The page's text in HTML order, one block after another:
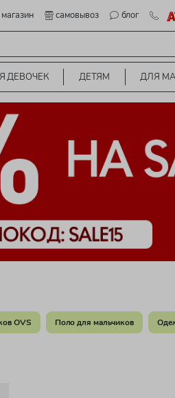
самовывоз блог
ДЕВОЧЕК ДЕТЯМ ДЛЯ
OVS Поло для мальчиков